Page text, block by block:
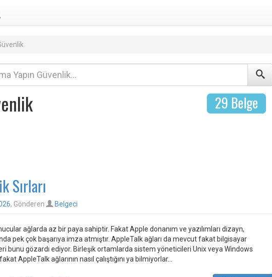
29 Belge
Sırları
, Gönderen Belgeci
ağlarda az bir paya sahiptir. Fakat Apple donanım ve yazılımları dizayn,
pek çok başarıya imza atmıştır. AppleTalk ağları da mevcut fakat bilgisayar
bunu gözardı ediyor. Birleşik ortamlarda sistem yöneticileri Unix veya Windows
AppleTalk ağlarının nasıl çalıştığını ya bilmiyorlar…